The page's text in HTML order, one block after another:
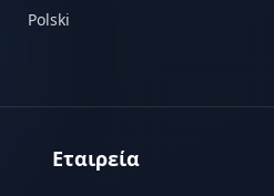
Polski
Εταιρεία